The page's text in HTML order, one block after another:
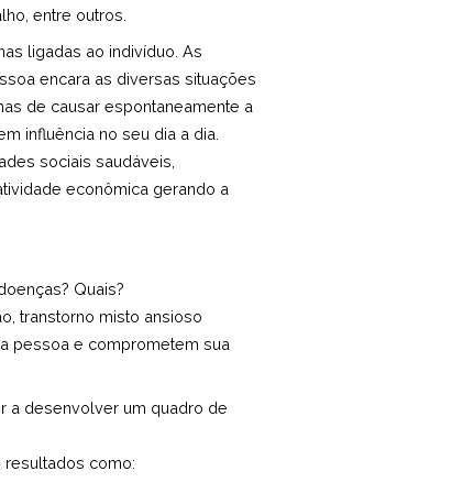
entre outros.
ligadas ao indivíduo. As
encara as diversas situações
de causar espontaneamente a
influência no seu dia a dia.
sociais saudáveis,
econômica gerando a
Quais?
transtorno misto ansioso
pessoa e comprometem sua
a desenvolver um quadro de
resultados como: